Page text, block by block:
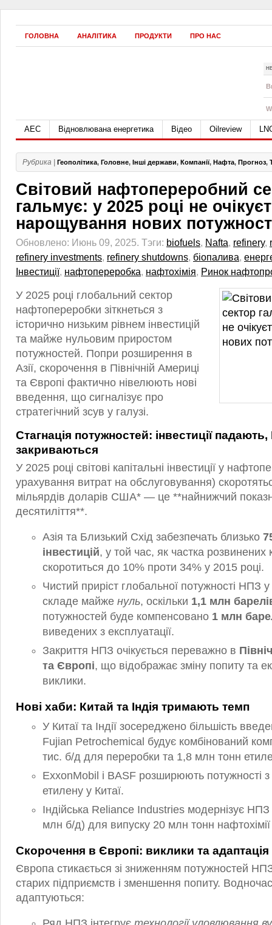
ГОЛОВНА АНАЛІТИКА ПРОДУКТИ ПРО НАС
АЕС Відновлювана енергетика Відео Oilreview
Рубрика | Геополітика, Головне, Інші держави, Компанії, Нафта, Прогноз,
Світовий нафтопереробний
гальмує: у 2025 році не
нарощування нових
Обновлено: Июнь 09, 2025. Тэги: biofuels, Nafta, refinery,
refinery investments, refinery shutdowns, біопалива,
Інвестиції, нафтопереробка, нафтохімія, Ринок
У 2025 році глобальний сектор
нафтопереробки зіткнеться з
історично низьким рівнем інвестицій
та майже нульовим приростом
потужностей. Попри розширення в
Азії, скорочення в Північній Америці
та Європі фактично нівелюють нові
введення, що сигналізує про
стратегічний зсув у галузі.
Стагнація потужностей: інвестиції
закриваються
У 2025 році світові капітальні інвестиції у
урахування витрат на обслуговування)
мільярдів доларів США* — це **найнижчий
десятиліття**.
Азія та Близький Схід забезпечать близько
інвестицій, у той час, як частка розвинених
скоротиться до 10% проти 34% у 2015 році.
Чистий приріст глобальної потужності НПЗ
складе майже нуль, оскільки 1,1 млн
потужностей буде компенсовано 1 млн
виведених з експлуатації.
Закриття НПЗ очікується переважно в
та Європі, що відображає зміну попиту та
виклики.
Нові хаби: Китай та Індія тримають темп
У Китаї та Індії зосереджено більшість
Fujian Petrochemical будує комбінований
тис. б/д для переробки та 1,8 млн тонн
ExxonMobil і BASF розширюють потужності
етилену у Китаї.
Індійська Reliance Industries модернізує
млн б/д) для випуску 20 млн тонн
Скорочення в Європі: виклики та адаптація
Європа стикається зі зниженням потужностей
старих підприємств і зменшення попиту. Водночас
адаптуються: